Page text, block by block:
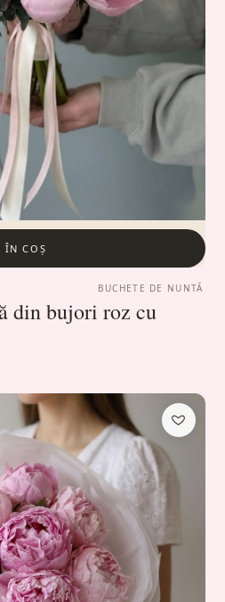
ÎN COȘ
BUCHETE DE NUNTĂ
din bujori roz cu